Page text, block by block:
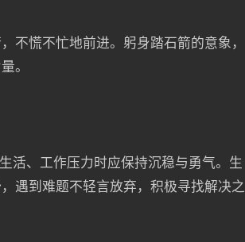
不慌不忙地前进。躬身踏石箭的意象，
。
活、工作压力时应保持沉稳与勇气。生
遇到难题不轻言放弃，积极寻找解决之